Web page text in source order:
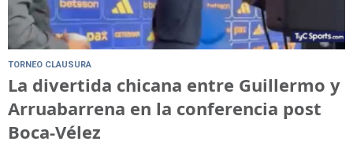
TORNEO CLAUSURA
La divertida chicana entre Guillermo y
Arruabarrena en la conferencia post
Boca-Vélez